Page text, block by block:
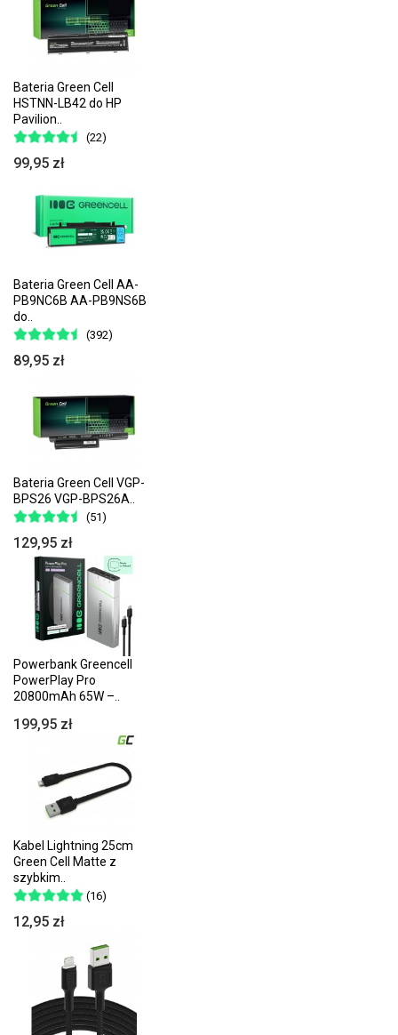
Bateria Green Cell
HSTNN-LB42 do HP
Pavilion..
(22)
99,95 zł
Bateria Green Cell AA-
PB9NC6B AA-PB9NS6B
do..
(392)
89,95 zł
Bateria Green Cell VGP-
BPS26 VGP-BPS26A..
(51)
129,95 zł
Powerbank Greencell
PowerPlay Pro
20800mAh 65W –..
199,95 zł
Kabel Lightning 25cm
Green Cell Matte z
szybkim..
(16)
12,95 zł